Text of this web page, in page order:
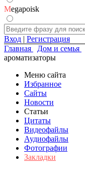
Megapoisk
Вход | Регистрация
Главная
Дом и семья
ароматизаторы
Меню сайта
Избранное
Сайты
Новости
Статьи
Цитаты
Видеофайлы
Аудиофайлы
Фотографии
Закладки